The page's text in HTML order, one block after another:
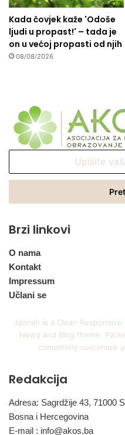
Kada čovjek kaže 'Odoše
ljudi u propast!' – tada je
on u većoj propasti od njih
08/08/2026
Email
Brzi linkovi
O nama
Kontakt
Impressum
Učlani se
Jannah is a Clean
News and Blog theme.
completely customize
Redakcija
Adresa: Sagrdžije 43, 71000
Bosna i Hercegovina
E-mail : info@akos.ba